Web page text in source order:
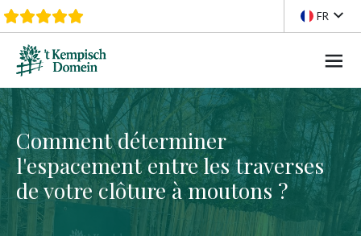
Aller au contenu FR
Comment déterminer
l'espacement entre les traverses
de votre clôture à moutons ?